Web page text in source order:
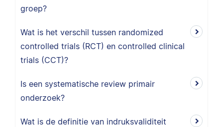
groep?
Wat is het verschil tussen randomized
controlled trials (RCT) en controlled clinical
trials (CCT)?
Is een systematische review primair
onderzoek?
Wat is de definitie van indruksvaliditeit